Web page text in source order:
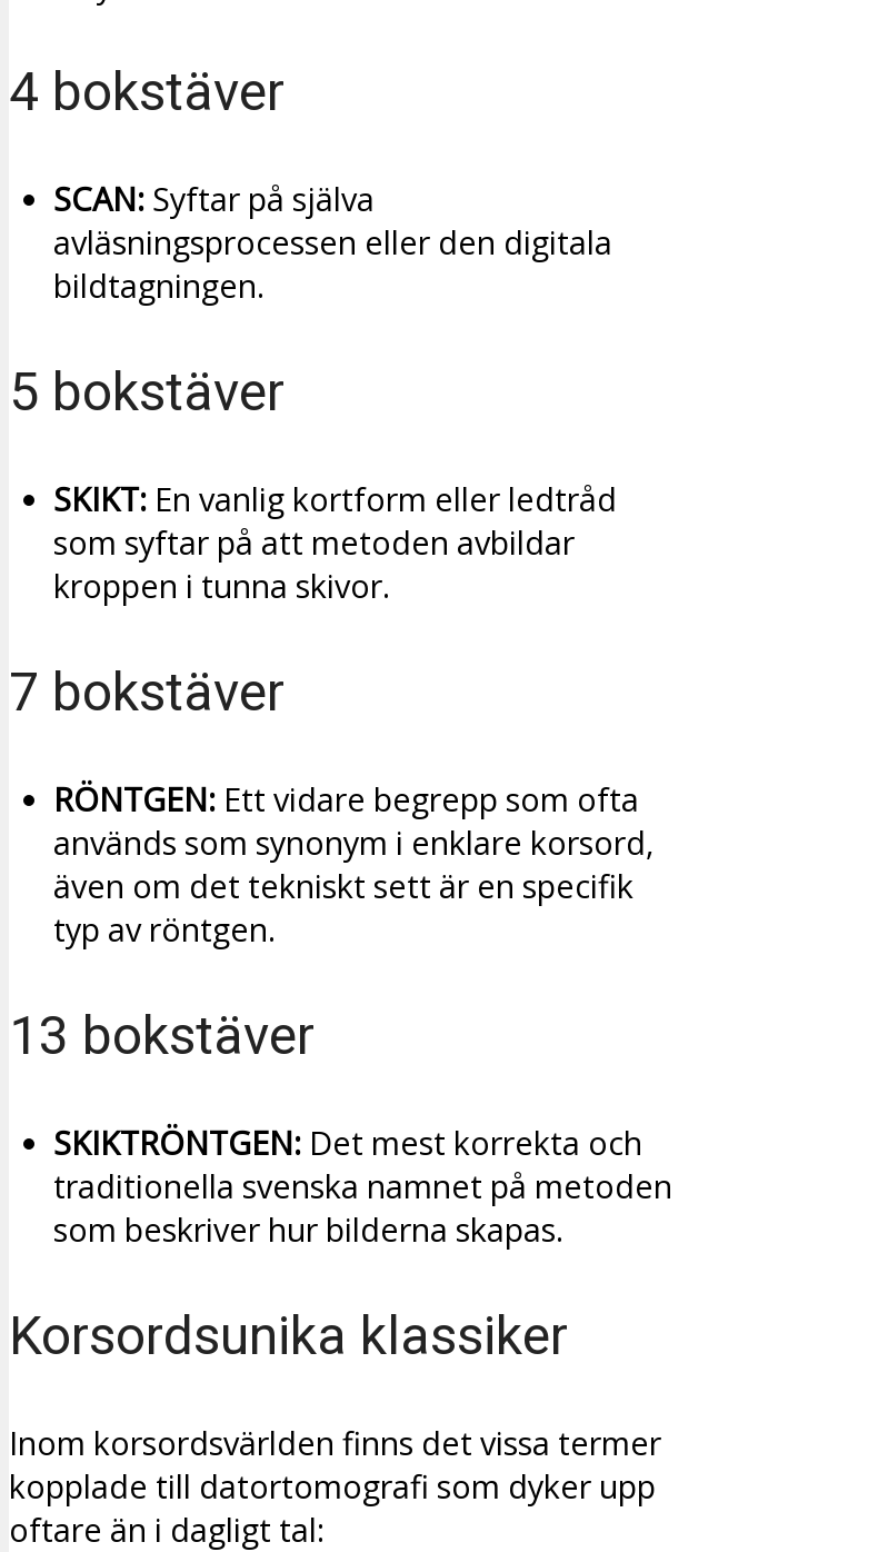
4 bokstäver
SCAN: Syftar på själva
avläsningsprocessen eller den digitala
bildtagningen.
5 bokstäver
SKIKT: En vanlig kortform eller ledtråd
som syftar på att metoden avbildar
kroppen i tunna skivor.
7 bokstäver
RÖNTGEN: Ett vidare begrepp som ofta
används som synonym i enklare korsord,
även om det tekniskt sett är en specifik
typ av röntgen.
13 bokstäver
SKIKTRÖNTGEN: Det mest korrekta och
traditionella svenska namnet på metoden
som beskriver hur bilderna skapas.
Korsordsunika klassiker
Inom korsordsvärlden finns det vissa termer
kopplade till datortomografi som dyker upp
oftare än i dagligt tal: